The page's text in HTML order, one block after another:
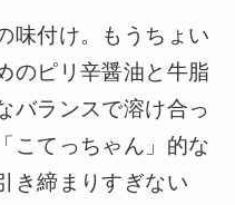
味付け。もうちょい
のピリ辛醤油と牛脂
バランスで溶け合っ
こてっちゃん」的な
き締まりすぎない